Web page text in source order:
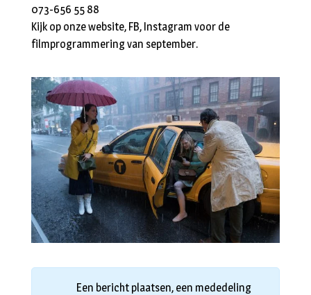
073-656 55 88
Kijk op onze website, FB, Instagram voor de
filmprogrammering van september.
Een bericht plaatsen, een mededeling